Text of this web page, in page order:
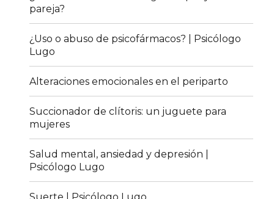
pareja?
¿Uso o abuso de psicofármacos? | Psicólogo
Lugo
Alteraciones emocionales en el periparto
Succionador de clítoris: un juguete para
mujeres
Salud mental, ansiedad y depresión |
Psicólogo Lugo
Suerte | Psicólogo Lugo